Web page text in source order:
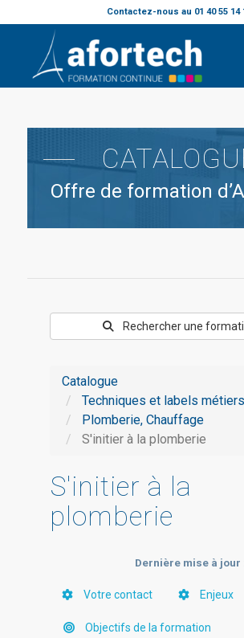
Contactez-nous au 01 40 55 14
Offre de formation
Rechercher une
Catalogue
Techniques et labels métiers
Plomberie, Chauffage
S'initier à la plomberie
S'initier à la
plomberie
Dernière mise à jour
Votre contact Enjeux
Objectifs de la formation